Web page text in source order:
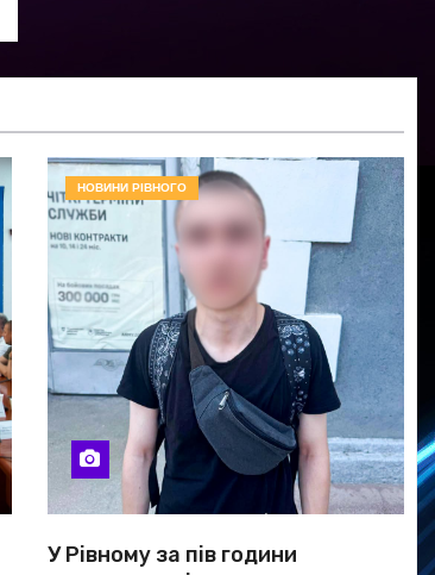
НОВИНИ РІВНОГО
У Рівному за пів години